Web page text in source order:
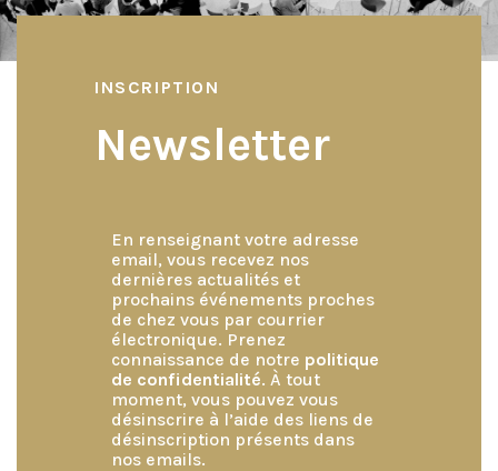
l’article
INSCRIPTION
Newsletter
En renseignant votre adresse
email, vous recevez nos
dernières actualités et
prochains événements proches
de chez vous par courrier
électronique. Prenez
connaissance de notre politique
de confidentialité. À tout
moment, vous pouvez vous
désinscrire à l’aide des liens de
désinscription présents dans
nos emails.